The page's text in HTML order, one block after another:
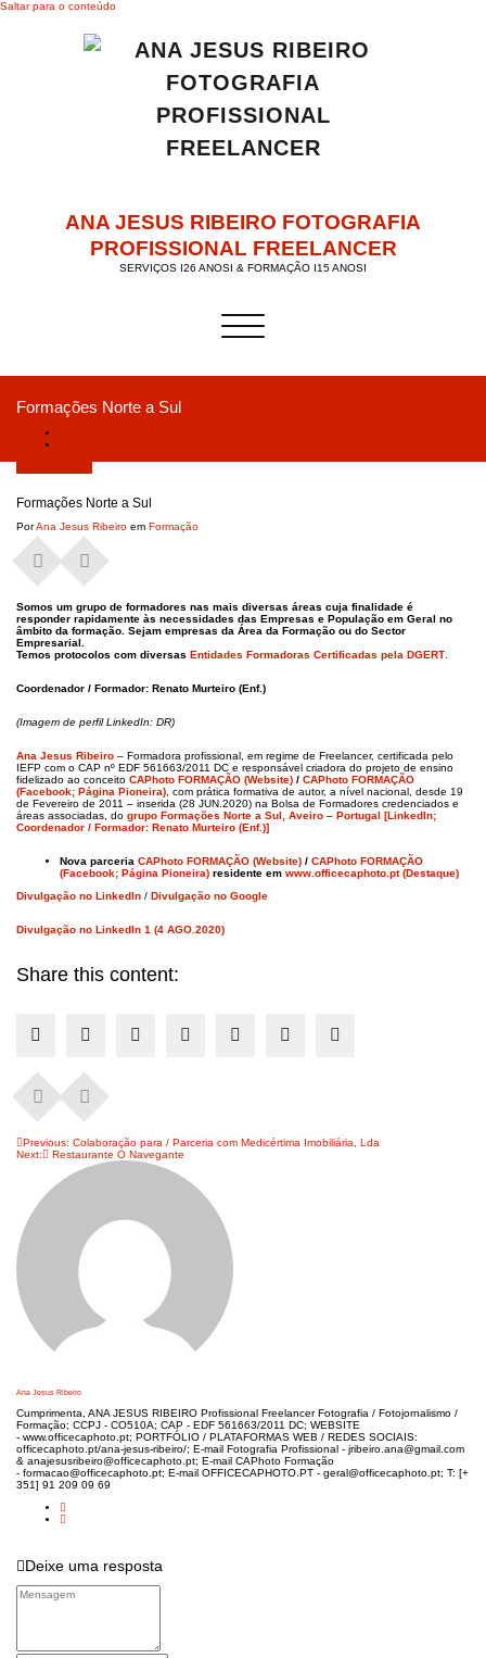
Saltar para o conteúdo
ANA JESUS RIBEIRO FOTOGRAFIA
PROFISSIONAL FREELANCER
SERVIÇOS I26 ANOSI & FORMAÇÃO I15 ANOSI
Alternar a navegação
Formações Norte a Sul
Formações Norte a Sul
PorAna Jesus Ribeiro em Formação
Somos um grupo de formadores nas mais diversas áreas cuja finalidade é
responder rapidamente às necessidades das Empresas e População em Geral no
âmbito da formação. Sejam empresas da Área da Formação ou do Sector
Empresarial.
Temos protocolos com diversas Entidades Formadoras Certificadas pela DGERT
Coordenador / Formador: Renato Murteiro (Enf.)
(Imagem de perfil LinkedIn: DR)
Ana Jesus Ribeiro – Formadora profissional, em regime de Freelancer, certificada pelo
IEFP com o CAP nº EDF 561663/2011 DC e responsável criadora do projeto de ensino
fidelizado ao conceito CAPhoto FORMAÇÃO (Website) / CAPhoto FORMAÇÃO
(Facebook; Página Pioneira) , com prática formativa de autor, a nível nacional, desde 19
de Fevereiro de 2011 – inserida (28 JUN.2020) na Bolsa de Formadores credenciados e
áreas associadas, do grupo Formações Norte a Sul, Aveiro – Portugal [LinkedIn;
Coordenador / Formador: Renato Murteiro (Enf.)]
Nova parceria CAPhoto FORMAÇÃO (Website) / CAPhoto FORMAÇÃO
(Facebook; Página Pioneira) residente em www.officecaphoto.pt (Destaque)
Divulgação no LinkedIn / Divulgação no Google
Divulgação no LinkedIn 1 (4 AGO.2020)
Share this content:
Navegação
de
artigos
Previous: Colaboração para / Parceria com Medicértima Imobiliária, Lda
Next:
Restaurante O Navegante
Ana Jesus Ribeiro
Cumprimenta, ANA JESUS RIBEIRO Profissional Freelancer Fotografia / Fotojornalismo /
Formação; CCPJ - CO510A; CAP - EDF 561663/2011 DC; WEBSITE
- www.officecaphoto.pt; PORTFÓLIO / PLATAFORMAS WEB / REDES SOCIAIS:
officecaphoto.pt/ana-jesus-ribeiro/; E-mail Fotografia Profissional - jribeiro.ana@gmail.com
& anajesusribeiro@officecaphoto.pt; E-mail CAPhoto Formação
- formacao@officecaphoto.pt; E-mail OFFICECAPHOTO.PT - geral@officecaphoto.pt; T: [+
351] 91 209 09 69
Deixe uma resposta